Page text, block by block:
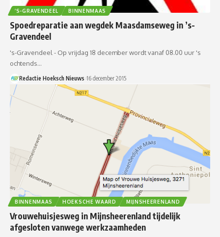
’S-GRAVENDEEL BINNENMAAS
Spoedreparatie aan wegdek Maasdamseweg in ’s-
Gravendeel
's-Gravendeel - Op vrijdag 18 december wordt vanaf 08.00 uur 's
ochtends…
Redactie Hoeksch Nieuws 16 december 2015
BINNENMAAS HOEKSCHE WAARD MIJNSHEERENLAND
Vrouwehuisjesweg in Mijnsheerenland tijdelijk
afgesloten vanwege werkzaamheden